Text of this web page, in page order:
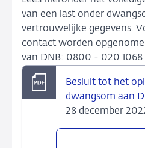
van een last onder
vertrouwelijke gegevens.
contact worden
van DNB: 0800 - 020 1068
Besluit tot het
dwangsom aan
28 december